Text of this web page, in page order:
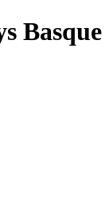
Basque